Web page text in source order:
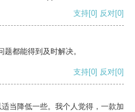
支持[0] 反对[0]
都能得到及时解决。
支持[0] 反对[0]
当降低一些。我个人觉得，一款加